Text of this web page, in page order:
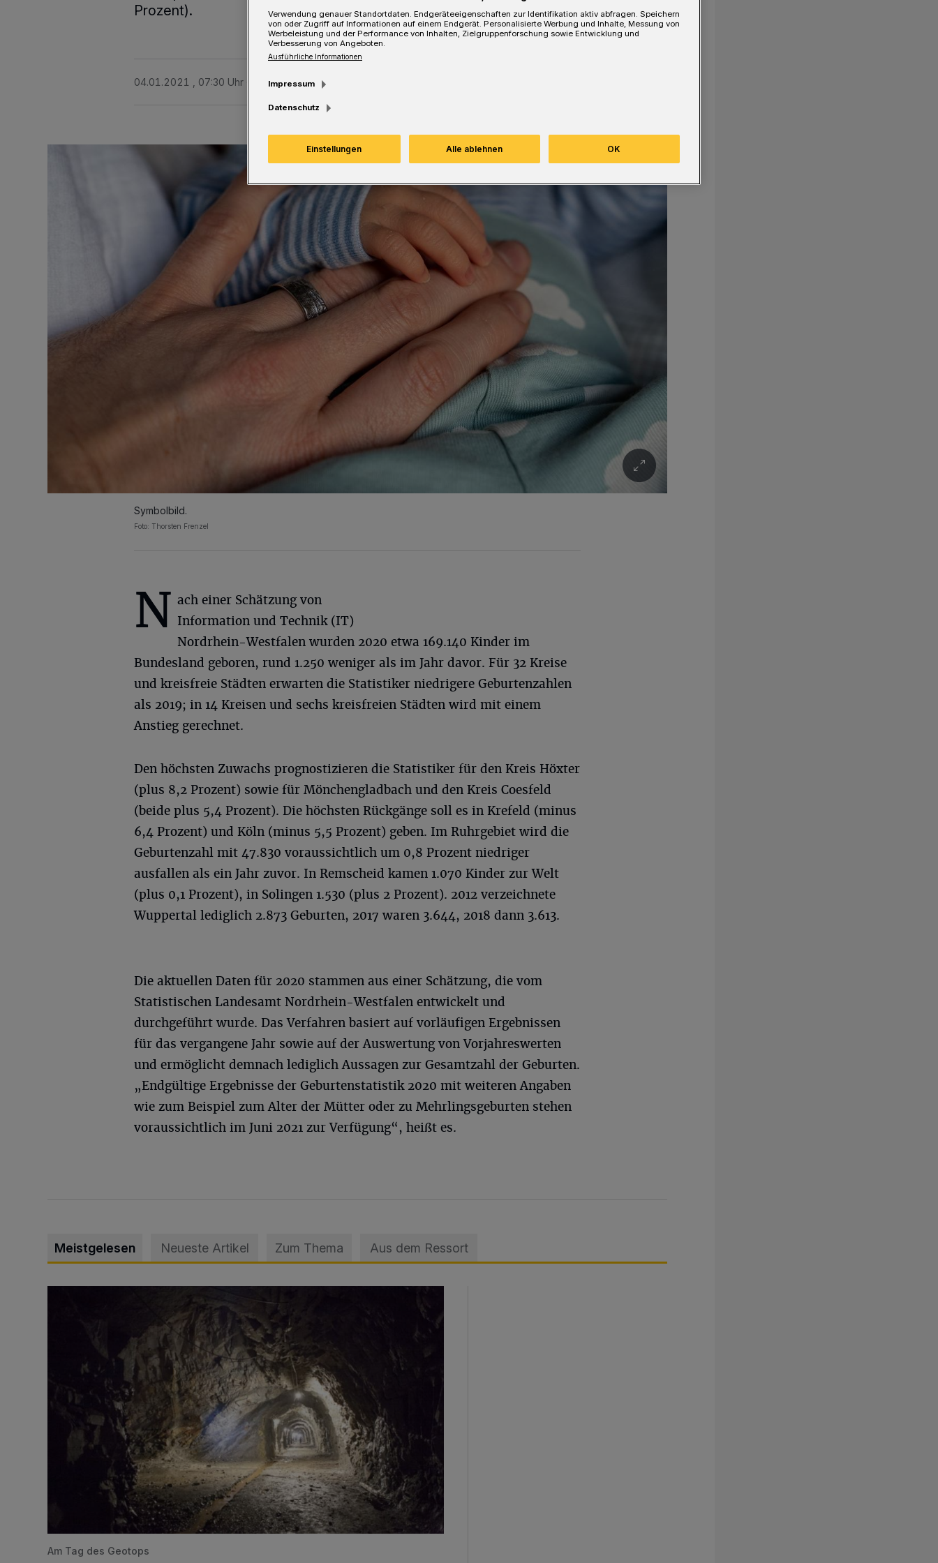
Prozent).
04.01.2021 , 07:30 Uhr Eine Minute Lesezeit
Symbolbild.
Foto: Thorsten Frenzel
N ach einer Schätzung von
Information und Technik (IT)
Nordrhein-Westfalen wurden 2020 etwa 169.140 Kinder im
Bundesland geboren, rund 1.250 weniger als im Jahr davor. Für 32 Kreise
und kreisfreie Städten erwarten die Statistiker niedrigere Geburtenzahlen
als 2019; in 14 Kreisen und sechs kreisfreien Städten wird mit einem
Anstieg gerechnet.
Den höchsten Zuwachs prognostizieren die Statistiker für den Kreis Höxter
(plus 8,2 Prozent) sowie für Mönchengladbach und den Kreis Coesfeld
(beide plus 5,4 Prozent). Die höchsten Rückgänge soll es in Krefeld (minus
6,4 Prozent) und Köln (minus 5,5 Prozent) geben. Im Ruhrgebiet wird die
Geburtenzahl mit 47.830 voraussichtlich um 0,8 Prozent niedriger
ausfallen als ein Jahr zuvor. In Remscheid kamen 1.070 Kinder zur Welt
(plus 0,1 Prozent), in Solingen 1.530 (plus 2 Prozent). 2012 verzeichnete
Wuppertal lediglich 2.873 Geburten, 2017 waren 3.644, 2018 dann 3.613.
Die aktuellen Daten für 2020 stammen aus einer Schätzung, die vom
Statistischen Landesamt Nordrhein-Westfalen entwickelt und
durchgeführt wurde. Das Verfahren basiert auf vorläufigen Ergebnissen
für das vergangene Jahr sowie auf der Auswertung von Vorjahreswerten
und ermöglicht demnach lediglich Aussagen zur Gesamtzahl der Geburten.
„Endgültige Ergebnisse der Geburtenstatistik 2020 mit weiteren Angaben
wie zum Beispiel zum Alter der Mütter oder zu Mehrlingsgeburten stehen
voraussichtlich im Juni 2021 zur Verfügung“, heißt es.
Meistgelesen Neueste Artikel Zum Thema Aus dem Ressort
Am Tag des Geotops
Verwendung genauer Standortdaten. Endgeräteeigenschaften zur Identifikation aktiv abfragen. Speichern
von oder Zugriff auf Informationen auf einem Endgerät. Personalisierte Werbung und Inhalte, Messung von
Werbeleistung und der Performance von Inhalten, Zielgruppenforschung sowie Entwicklung und
Verbesserung von Angeboten.
Ausführliche Informationen
Impressum
Datenschutz
Einstellungen Alle ablehnen OK